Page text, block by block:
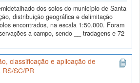
dos solos do município de Santa
distribuição geográfica e delimitação
encontrados, na escala 1:50.000. Foram
a campo, sendo __ tradagens e 72
classificação e aplicação de
SC/PR